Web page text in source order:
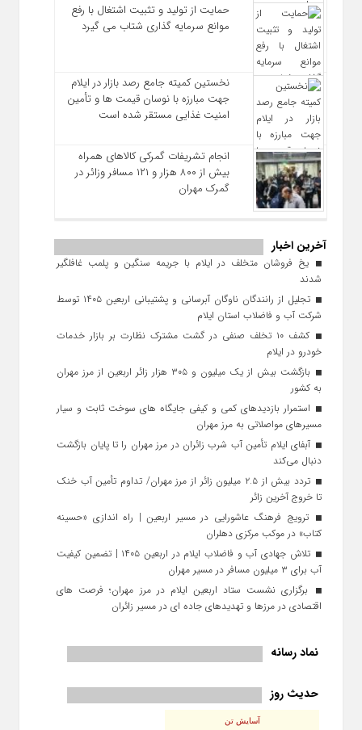
حمایت از تولید و تثبیت اشتغال با رفع
موانع سرمایه‌ گذاری شتاب می‌ گیرد
نخستین کمیته جامع رصد بازار در ایلام
جهت مبارزه با نوسان قیمت‌ ها و تأمین
امنیت غذایی مستقر شده است
انجام تشریفات گمرکی کالاهای همراه
بیش از ۸۰۰ هزار و ۱۲۱ مسافر وزائر در
گمرک مهران
آخرین اخبار
یخ‌ فروشان متخلف در ایلام با جریمه سنگین و پلمب غافلگیر
شدند
تجلیل از رانندگان ناوگان آبرسانی و پشتیبانی اربعین ۱۴۰۵ توسط
شرکت آب و فاضلاب استان ایلام
کشف ۱۰ تخلف صنفی در گشت مشترک نظارت بر بازار خدمات
خودرو در ایلام
بازگشت بیش از یک میلیون و ۳۰۵ هزار زائر اربعین از مرز مهران
به کشور
استمرار بازدیدهای کمی و کیفی جایگاه‌ های سوخت ثابت و سیار
مسیرهای مواصلاتی به مرز مهران
آبفای ایلام تأمین آب شرب زائران در مرز مهران را تا پایان بازگشت
دنبال می‌کند
تردد بیش از ۲.۵ میلیون زائر از مرز مهران/ تداوم تأمین آب خنک
تا خروج آخرین زائر
ترویج فرهنگ عاشورایی در مسیر اربعین | راه‌ اندازی «حسینه
کتاب» در موکب مرکزی دهلران
تلاش جهادی آب و فاضلاب ایلام در اربعین ۱۴۰۵ | تضمین کیفیت
آب برای ۳ میلیون مسافر در مسیر مهران
برگزاری نشست ستاد اربعین ایلام در مرز مهران؛ فرصت‌ های
اقتصادی در مرزها و تهدیدهای جاده‌ ای در مسیر زائران
نماد رسانه
حدیث روز
آسایش تن